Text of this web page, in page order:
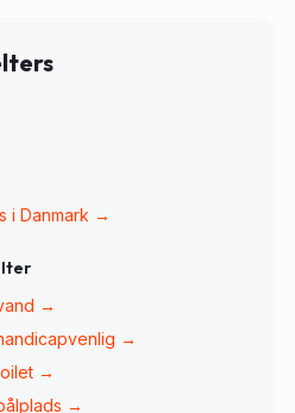
i Danmark →
→
→
→
→